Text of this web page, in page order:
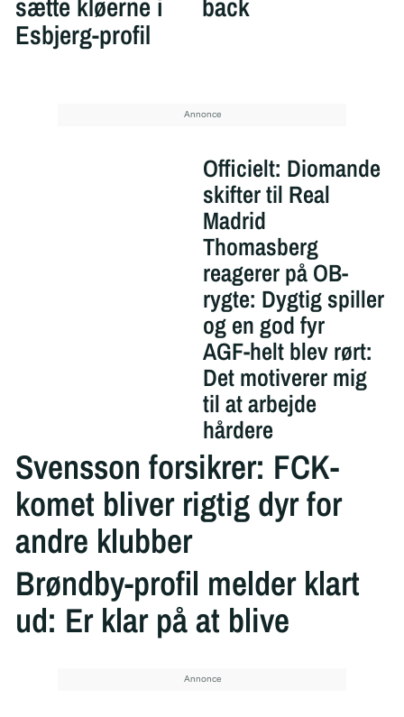
Esbjerg-profil
Officielt: Diomande
skifter til Real
Madrid
Thomasberg
reagerer på OB-
rygte: Dygtig spiller
og en god fyr
AGF-helt blev rørt:
Det motiverer mig
til at arbejde
hårdere
Svensson forsikrer: FCK-
komet bliver rigtig dyr for
andre klubber
Brøndby-profil melder klart
ud: Er klar på at blive